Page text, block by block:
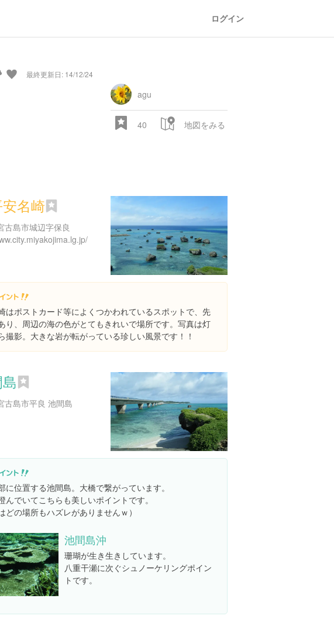
ログイン
最終更新日: 14/12/24
agu
40 地図をみる
名崎
古島市城辺字保良
はポストカード等によくつかわれているスポットで、先
り、周辺の海の色がとてもきれいで場所です。写真は灯
撮影。大きな岩が転がっている珍しい風景です！！
古島市平良 池間島
に位置する池間島。大橋で繋がっています。
んでいてこちらも美しいポイントです。
どの場所もハズレがありませんｗ）
池間島沖
珊瑚が生き生きしています。
八重干瀬に次ぐシュノーケリングポイン
トです。